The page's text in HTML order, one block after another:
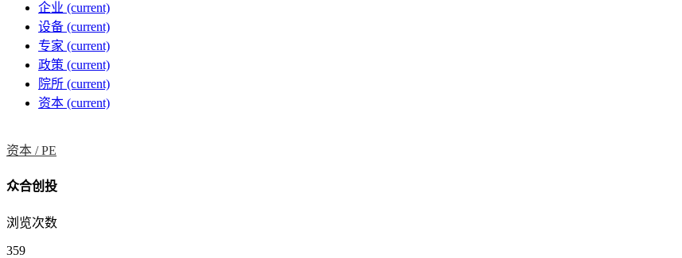
企业 (current)
设备 (current)
专家 (current)
政策 (current)
院所 (current)
资本 (current)
资本 /PE
众合创投
浏览次数
359